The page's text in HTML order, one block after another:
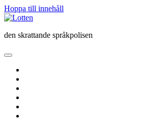
Hoppa till innehåll
Lotten
den skrattande språkpolisen
öppna
meny